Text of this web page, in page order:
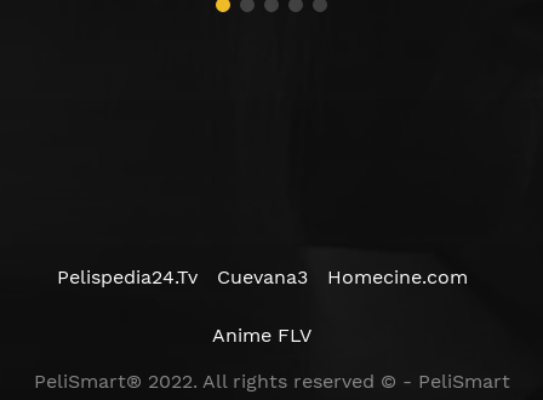
Pelispedia24.Tv Cuevana3 Homecine.com
Anime FLV
PeliSmart® 2022. All rights reserved © - PeliSmart